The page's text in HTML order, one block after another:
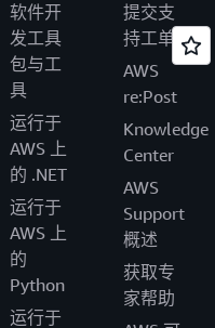
软件开
发工具
包与工
具
运行于
AWS 上
的 .NET
运行于
AWS 上
的
Python
运行于
提交支
持工单
AWS
re:Post
Knowledge
Center
AWS
Support
概述
获取专
家帮助